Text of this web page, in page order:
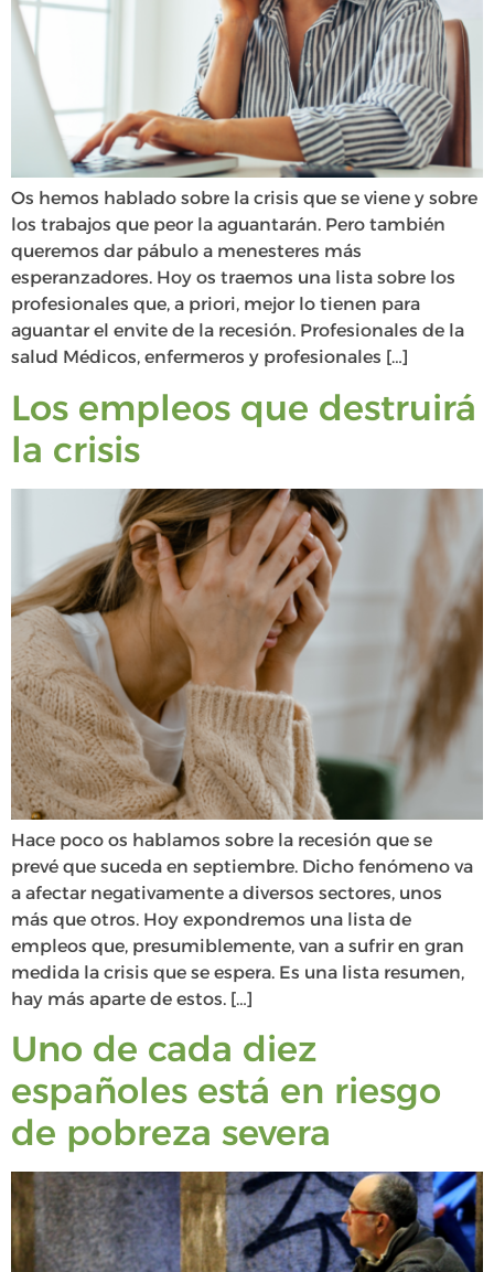
Os hemos hablado sobre la crisis que se viene y sobre
los trabajos que peor la aguantarán. Pero también
queremos dar pábulo a menesteres más
esperanzadores. Hoy os traemos una lista sobre los
profesionales que, a priori, mejor lo tienen para
aguantar el envite de la recesión. Profesionales de la
salud Médicos, enfermeros y profesionales […]
Los empleos que destruirá
la crisis
Hace poco os hablamos sobre la recesión que se
prevé que suceda en septiembre. Dicho fenómeno va
a afectar negativamente a diversos sectores, unos
más que otros. Hoy expondremos una lista de
empleos que, presumiblemente, van a sufrir en gran
medida la crisis que se espera. Es una lista resumen,
hay más aparte de estos. […]
Uno de cada diez
españoles está en riesgo
de pobreza severa